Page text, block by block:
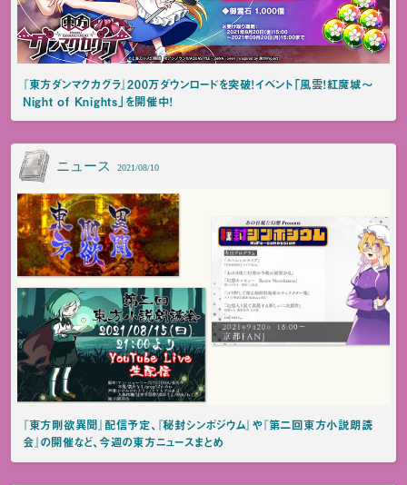
『東方ダンマクカグラ』200万ダウンロードを突破！イベント「風雲！紅魔城～
Night of Knights」を開催中！
ニュース 2021/08/10
『東方剛欲異聞』配信予定、『秘封シンポジウム』や『第二回東方小説朗読
会』の開催など、今週の東方ニュースまとめ